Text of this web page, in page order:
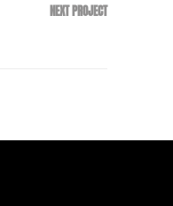
NEXT PROJECT